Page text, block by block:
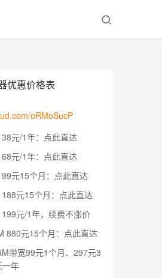
优惠价格表
oRMoSucP
元/1年：点此直达
元/1年：点此直达
元15个月：点此直达
元15个月：点此直达
元/1年，续费不涨价
880元15个月：点此直达
带宽99元1个月、297元3
一年